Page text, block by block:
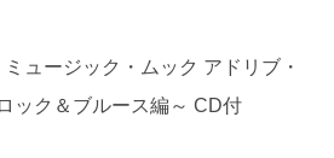
ュージック・ムック アドリブ・
ック＆ブルース編～ CD付